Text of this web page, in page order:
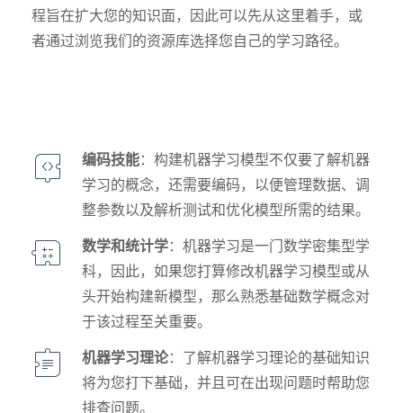
程旨在扩大您的知识面，因此可以先从这里着手，或
者通过浏览我们的资源库选择您自己的学习路径。
编码技能：构建机器学习模型不仅要了解机器
学习的概念，还需要编码，以便管理数据、调
整参数以及解析测试和优化模型所需的结果。
数学和统计学：机器学习是一门数学密集型学
科，因此，如果您打算修改机器学习模型或从
头开始构建新模型，那么熟悉基础数学概念对
于该过程至关重要。
机器学习理论：了解机器学习理论的基础知识
将为您打下基础，并且可在出现问题时帮助您
排查问题。